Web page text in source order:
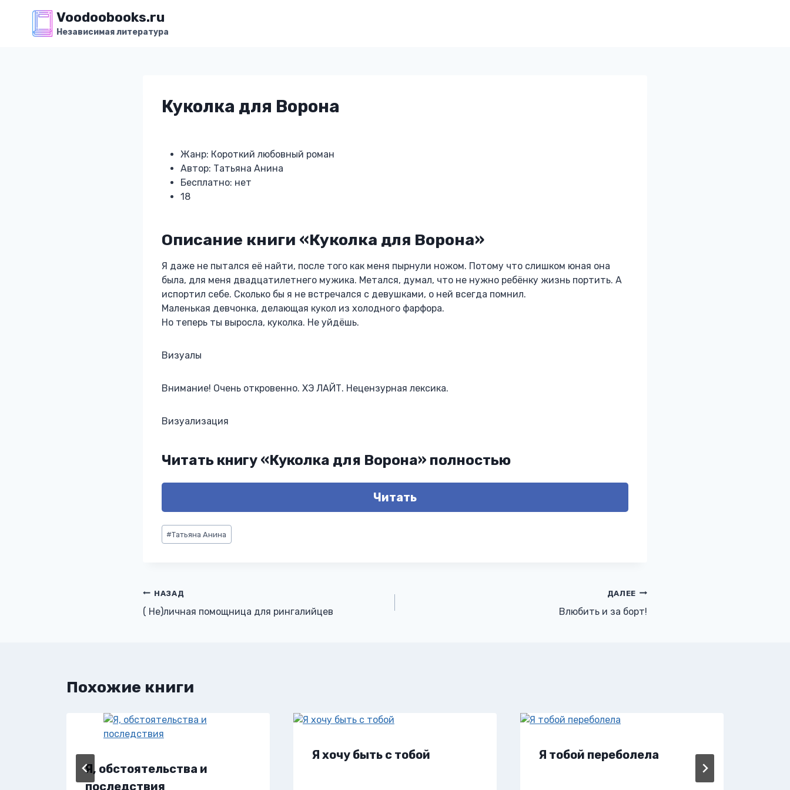
содержимому
Voodoobooks.ru
Независимая литература
Куколка для Ворона
Жанр: Короткий любовный роман
Автор: Татьяна Анина
Бесплатно: нет
18
Описание книги «Куколка для Ворона»
Я даже не пытался её найти, после того как меня пырнули ножом. Потому что слишком юная она
была, для меня двадцатилетнего мужика. Метался, думал, что не нужно ребёнку жизнь портить. А
испортил себе. Сколько бы я не встречался с девушками, о ней всегда помнил.
Маленькая девчонка, делающая кукол из холодного фарфора.
Но теперь ты выросла, куколка. Не уйдёшь.
Визуалы
Внимание! Очень откровенно. ХЭ ЛАЙТ. Нецензурная лексика.
Визуализация
Читать книгу «Куколка для Ворона» полностью
Читать
Метки
записи:
#Татьяна Анина
Навигация
по
НАЗАД
( Не)личная помощница для рингалийцев
ДАЛЕЕ
Влюбить и за борт!
Похожие книги
Я, обстоятельства и
последствия
Я хочу быть с тобой Я тобой переболела